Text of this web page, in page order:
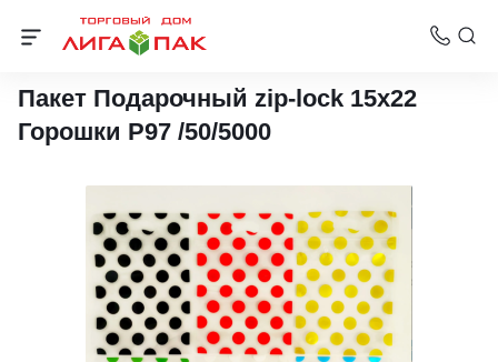
Пакеты с вырубной ручкой Нео-Пак
Пакет Подарочный zip-lock 15х22
Горошки Р97 /50/5000